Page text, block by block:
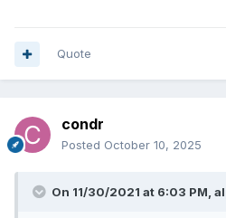
Quote
condr
Posted October 10, 2025
On 11/30/2021 at 6:03 PM,